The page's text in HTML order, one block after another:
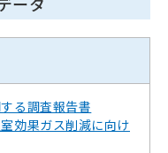
る調査報告書
効果ガス削減に向け